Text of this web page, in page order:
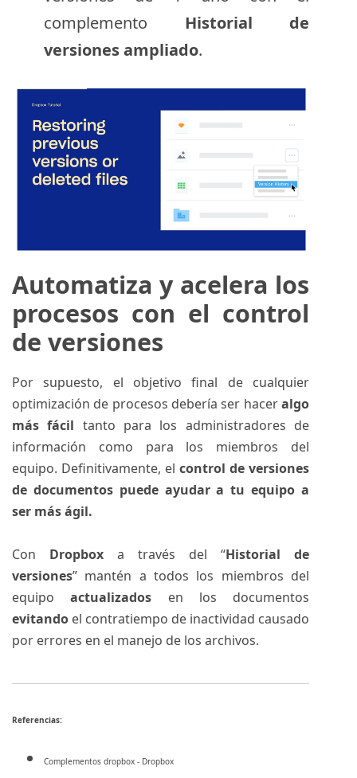
complemento Historial de
versiones ampliado.
Automatiza y acelera los
procesos con el control
de versiones
Por supuesto, el objetivo final de cualquier
optimización de procesos debería ser haceralgo
más fácil tanto para los administradores de
información como para los miembros del
equipo. Definitivamente, el control de versiones
de documentos puede ayudar a tu equipo a
ser más ágil.
Con Dropbox a través del “Historial de
versiones” mantén a todos los miembros del
equipoactualizados en los documentos
evitando el contratiempo de inactividad causado
por errores en el manejo de los archivos.
Referencias:
Complementos dropbox - Dropbox